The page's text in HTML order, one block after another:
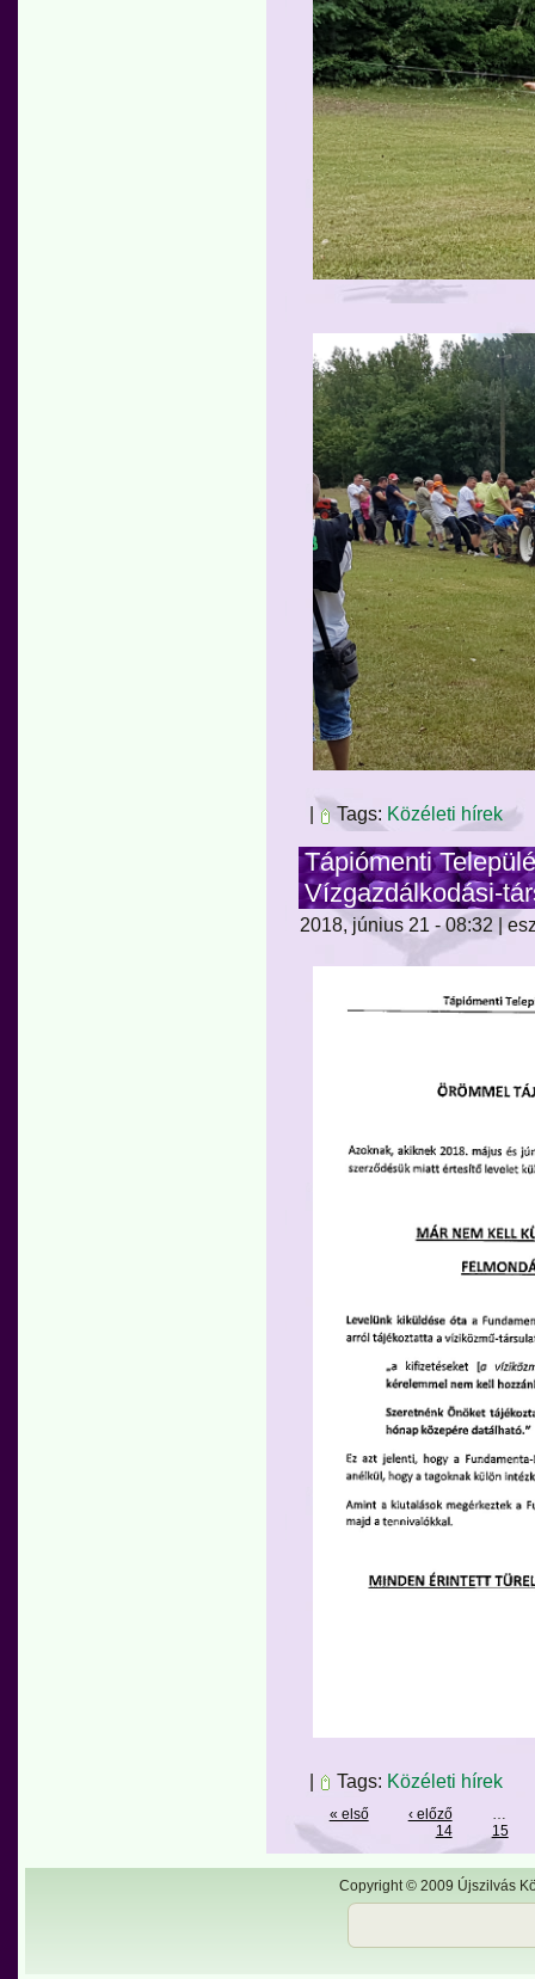
Tags: Közéleti hírek
Tápiómenti
Vízgazdálkodási-
2018, június 21 - 08:32 |
Tags: Közéleti hírek
« első ‹ előző
…
14
15
Copyright © 2009 Újszilvás